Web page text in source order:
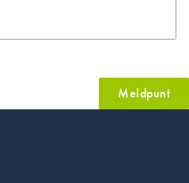
Meldpunt